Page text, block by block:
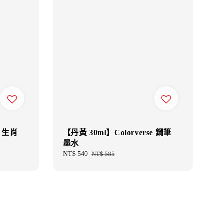
肖
【丹黃 30ml】Colorverse 鋼筆
墨水
Sale
NT$ 540 Regular
NT$ 585